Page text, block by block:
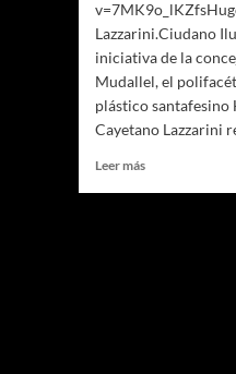
Lazzarini.Ciudano
iniciativa de la
Mudallel, el
plástico santafesino
Cayetano Lazzarini
Leer másLeer